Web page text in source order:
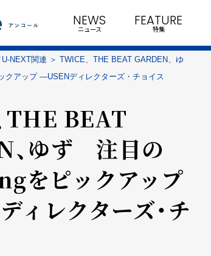
NEWS
ニュース
FEATURE
特集
NEXT関連
TWICE、THE BEAT GARDEN、ゆ
アップ ―USENディレクターズ・チョイス
THE BEAT
、ゆず 注目の
をピックアップ
ィレクターズ・チ